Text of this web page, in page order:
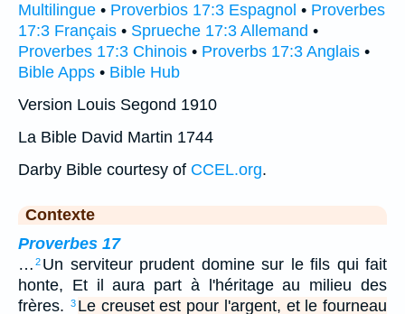
Multilingue • Proverbios 17:3 Espagnol • Proverbes
17:3 Français • Sprueche 17:3 Allemand •
Proverbes 17:3 Chinois • Proverbs 17:3 Anglais •
Bible Apps • Bible Hub
Version Louis Segond 1910
La Bible David Martin 1744
Darby Bible courtesy of CCEL.org.
Contexte
Proverbes 17
… 2 Un serviteur prudent domine sur le fils qui fait
honte, Et il aura part à l'héritage au milieu des
frères.
3 Le creuset est pour l'argent, et le fourneau